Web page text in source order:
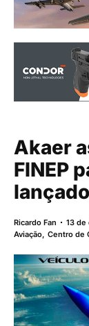
Akaer
FINEP
Ricardo Fan
13 de
Aviação,Centro de